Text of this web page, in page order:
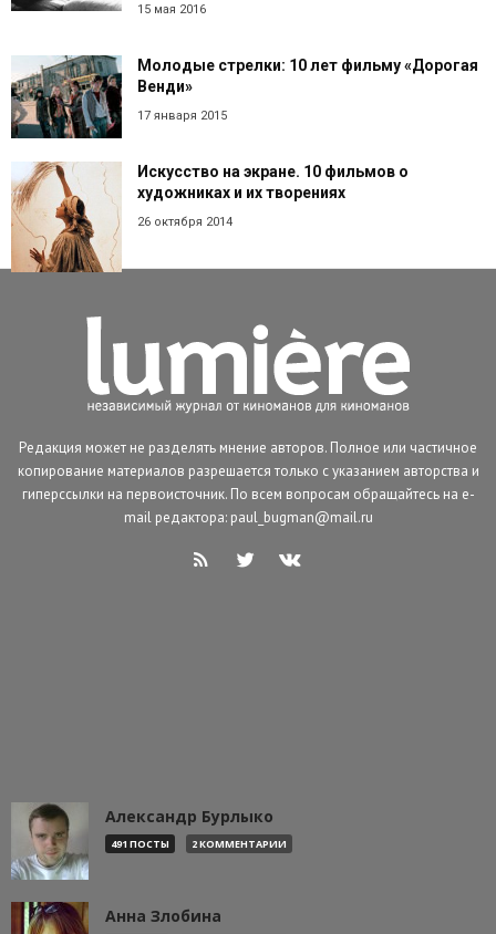
15 мая 2016
Молодые стрелки: 10 лет фильму «Дорогая
Венди»
17 января 2015
Искусство на экране. 10 фильмов о
художниках и их творениях
26 октября 2014
Редакция может не разделять мнение авторов. Полное или частичное
копирование материалов разрешается только с указанием авторства и
гиперссылки на первоисточник. По всем вопросам обращайтесь на e-
mail редактора: paul_bugman@mail.ru
Александр Бурлыко
491 ПОСТЫ 2 КОММЕНТАРИИ
Анна Злобина